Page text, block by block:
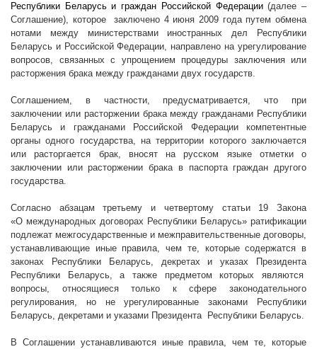
Республики Беларусь и граждан Российской Федерации(далее –
Соглашение), которое
заключено 4 июня 2009 года путем обмена
нотами между министерствами иностранных дел Республики
Беларусь и Российской Федерации, направлено на урегулирование
вопросов, связанных с упрощением процедуры заключения или
расторжения брака между гражданами двух государств.
Соглашением, в частности, предусматривается, что при
заключении или расторжении брака между гражданами Республики
Беларусь и гражданами Российской Федерации компетентные
органы одного государства, на территории которого заключается
или расторгается брак, вносят на русском языке отметки о
заключении или расторжении брака в паспорта граждан другого
государства.
Согласно абзацам третьему и четвертому статьи 19 Закона
«О международных договорах Республики Беларусь» ратификации
подлежат межгосударственные и межправительственные договоры,
устанавливающие иные правила, чем те, которые содержатся в
законах Республики Беларусь, декретах и указах Президента
Республики Беларусь, а также предметом которых являются
вопросы, относящиеся только к сфере законодательного
регулирования, но не урегулированные законами Республики
Беларусь, декретами и указами Президента
Республики Беларусь.
В Соглашении устанавливаются иные правила, чем те, которые